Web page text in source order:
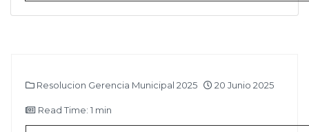
Resolucion Gerencia Municipal 2025 20 Junio 2025
Read Time: 1 min